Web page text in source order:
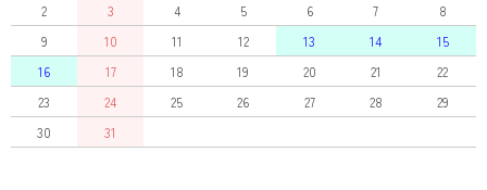
2
3 4 5 6 7
8
9
10 11 12 13 14
15
16
17 18 19 20 21
22
23
24 25 26 27 28
29
30
31